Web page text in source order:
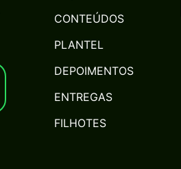
CONTEÚDOS
PLANTEL
DEPOIMENTOS
ENTREGAS
FILHOTES